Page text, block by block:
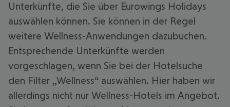
Unterkünfte, die Sie über Eurowings Holidays
auswählen können. Sie können in der Regel
weitere Wellness-Anwendungen dazubuchen.
Entsprechende Unterkünfte werden
vorgeschlagen, wenn Sie bei der Hotelsuche
den Filter „Wellness“ auswählen. Hier haben wir
allerdings nicht nur Wellness-Hotels im Angebot.